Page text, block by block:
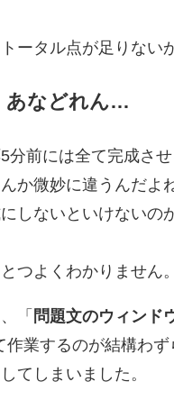
ータル点が足りない
あなどれん…
前には全て完成させ
か微妙に違うんだよ
しないといけない
つよくわかりません。
「 問題文のウィンド
作業するのが結構わず
てしまいました。